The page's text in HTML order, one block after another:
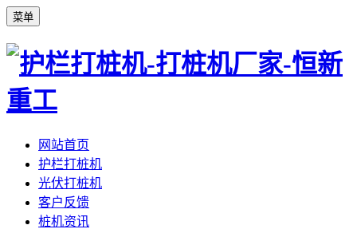
菜单
网站首页
护栏打桩机
光伏打桩机
客户反馈
桩机资讯